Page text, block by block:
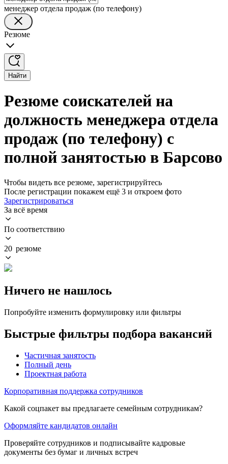
менеджер отдела продаж (по телефону)
Резюме
Найти
Резюме соискателей на
должность менеджера отдела
продаж (по телефону) с
полной занятостью в Барсово
Чтобы видеть все резюме, зарегистрируйтесь
После регистрации покажем ещё 3 и откроем фото
Зарегистрироваться
За всё время
По соответствию
20 резюме
Ничего не нашлось
Попробуйте изменить формулировку или фильтры
Быстрые фильтры подбора вакансий
Частичная занятость
Полный день
Проектная работа
Корпоративная поддержка сотрудников
Какой соцпакет вы предлагаете семейным сотрудникам?
Оформляйте кандидатов онлайн
Проверяйте сотрудников и подписывайте кадровые
документы без бумаг и личных встреч